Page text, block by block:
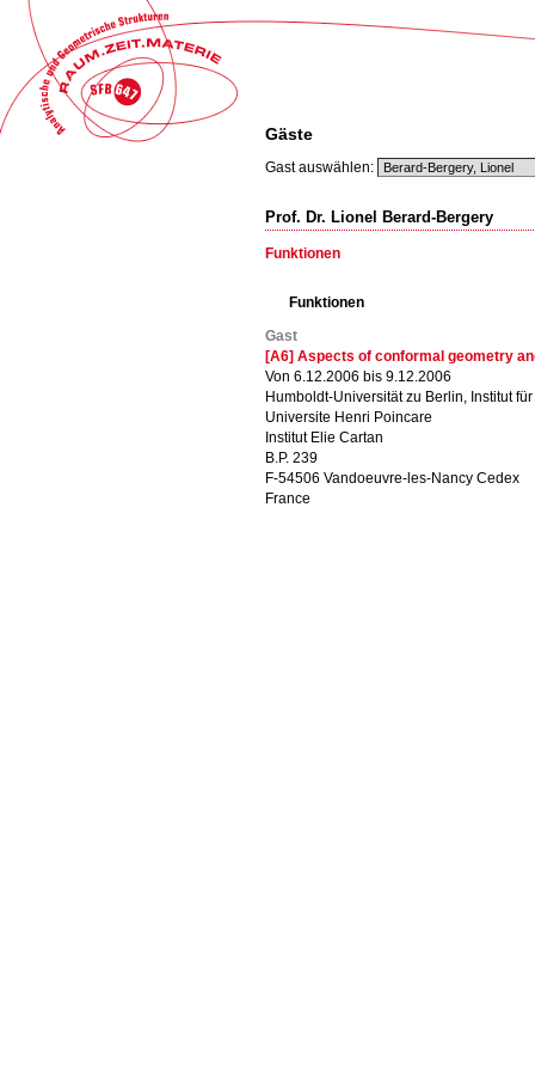
Gäste
Gast auswählen:
Prof. Dr. Lionel Berard-Bergery
Funktionen
Funktionen
Gast
[A6] Aspects of conformal geometry
Von 6.12.2006 bis 9.12.2006
Humboldt-Universität zu Berlin, Institut
Universite Henri Poincare
Institut Elie Cartan
B.P. 239
F-54506 Vandoeuvre-les-Nancy Cedex
France